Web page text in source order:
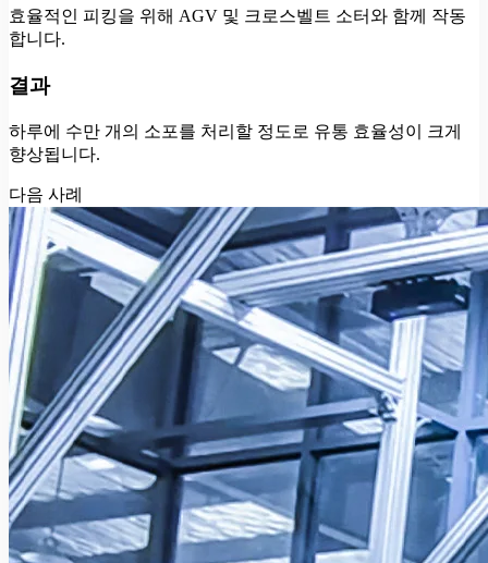
효율적인 피킹을 위해 AGV 및 크로스벨트 소터와 함께 작동
합니다.
결과
하루에 수만 개의 소포를 처리할 정도로 유통 효율성이 크게
향상됩니다.
다음 사례